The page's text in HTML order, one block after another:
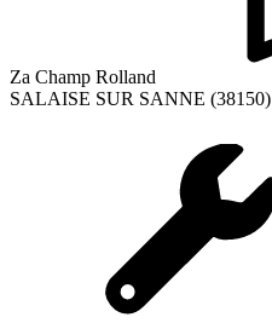
Za Champ Rolland
SALAISE SUR SANNE (38150)